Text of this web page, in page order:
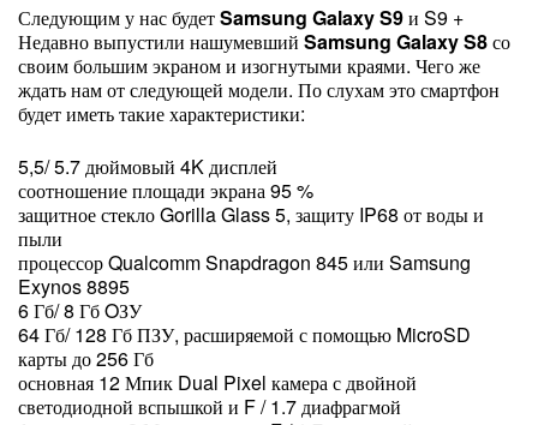
Следующим у нас будетSamsung Galaxy S9и S9 +
Недавно выпустили нашумевший Samsung Galaxy S8со
своим большим экраном и изогнутыми краями. Чего же
ждать нам от следующей модели. По слухам это смартфон
будет иметь такие характеристики:
5,5/ 5.7 дюймовый 4K дисплей
соотношение площади экрана 95 %
защитное стекло Gorilla Glass 5, защиту IP68 от воды и
пыли
процессор Qualcomm Snapdragon 845 или Samsung
Exynos 8895
6 Гб/ 8 Гб OЗУ
64 Гб/ 128 Гб ПЗУ, расширяемой с помощью MicroSD
карты до 256 Гб
основная 12 Мпик Dual Pixel камера с двойной
светодиодной вспышкой и F / 1.7 диафрагмой